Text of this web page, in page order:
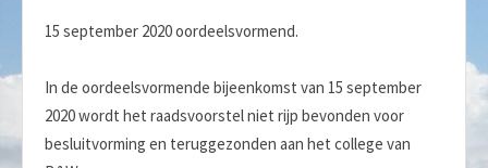
15 september 2020 oordeelsvormend.
In de oordeelsvormende bijeenkomst van 15 september
2020 wordt het raadsvoorstel niet rijp bevonden voor
besluitvorming en teruggezonden aan het college van